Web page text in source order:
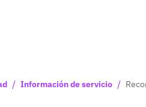
/ Información de servicio /